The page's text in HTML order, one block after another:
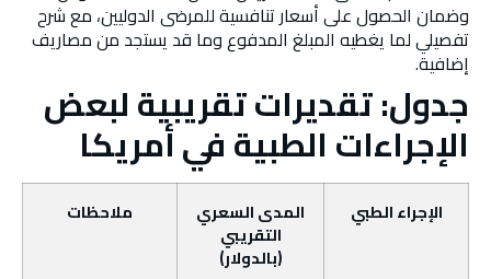
وضمان الحصول على أسعار تنافسية للمرضى الدوليين، مع شرح
تفصيلي لما يغطيه المبلغ المدفوع وما قد يستجد من مصاريف
إضافية.
جدول: تقديرات تقريبية لبعض
الإجراءات الطبية في أمريكا
الإجراء الطبي المدى السعري
التقريبي
(بالدولار)
ملاحظات